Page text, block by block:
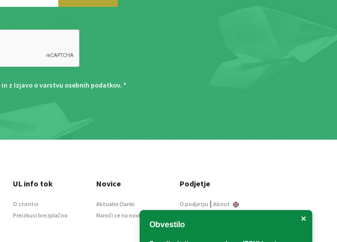
in z Izjavo o varstvu osebnih podatkov. *
×
Obvestilo
UL info tok
O storitvi
Preizkusi brezplačno
Novice
Aktualni članki
Naroči se na novice
Podjetje
O podjetju | About
Informacije javnega